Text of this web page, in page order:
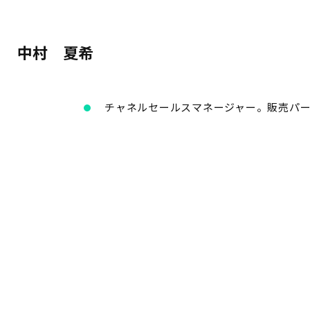
中村 夏希
チャネルセールスマネージャー。販売パ